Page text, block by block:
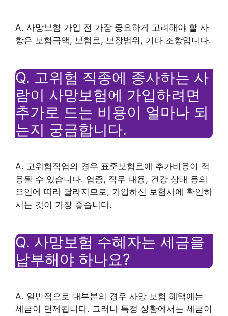
A. 사망보험 가입 전 가장 중요하게 고려해야 할 사
항은 보험금액, 보험료, 보장범위, 기타 조항입니다.
Q. 고위험 직종에 종사하는 사
람이 사망보험에 가입하려면
추가로 드는 비용이 얼마나 되
는지 궁금합니다.
A. 고위험직업의 경우 표준보험료에 추가비용이 적
용될 수 있습니다. 업종, 직무 내용, 건강 상태 등의
요인에 따라 달라지므로, 가입하신 보험사에 확인하
시는 것이 가장 좋습니다.
Q. 사망보험 수혜자는 세금을
납부해야 하나요?
A. 일반적으로 대부분의 경우 사망 보험 혜택에는
세금이 면제됩니다. 그러나 특정 상황에서는 세금이